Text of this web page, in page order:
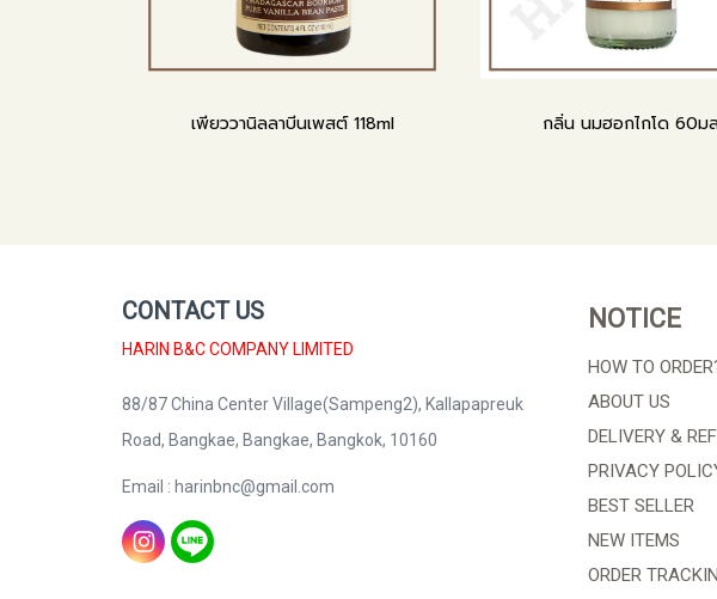
เพียววานิลลาบีนเพสต์ 118ml กลิ่น นมฮอกไกโด 60ม
CONTACT US
HARIN B&C COMPANY LIMITED
88/87 China Center Village(Sampeng2), Kallapapreuk
Road, Bangkae, Bangkae, Bangkok, 10160
Email : harinbnc@gmail.com
NOTICE
HOW TO
ABOUT US
DELIVERY &
PRIVACY
BEST SELLER
NEW ITEMS
ORDER